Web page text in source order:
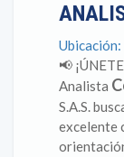
📢
Analista
S.A.S.
excelente